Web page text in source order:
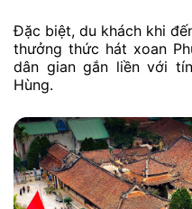
Đặc biệt, du khách khi
thưởng thức hát xoan
dân gian gắn liền với
Hùng.